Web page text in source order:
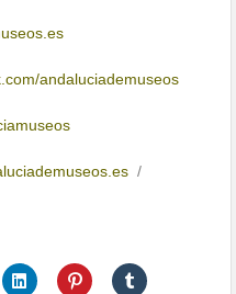
andaluciademuseos
/